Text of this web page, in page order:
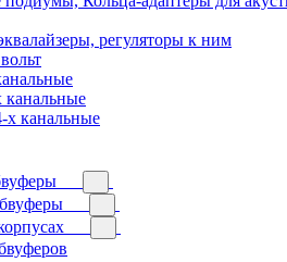
регуляторы к ним
канальные
х канальные